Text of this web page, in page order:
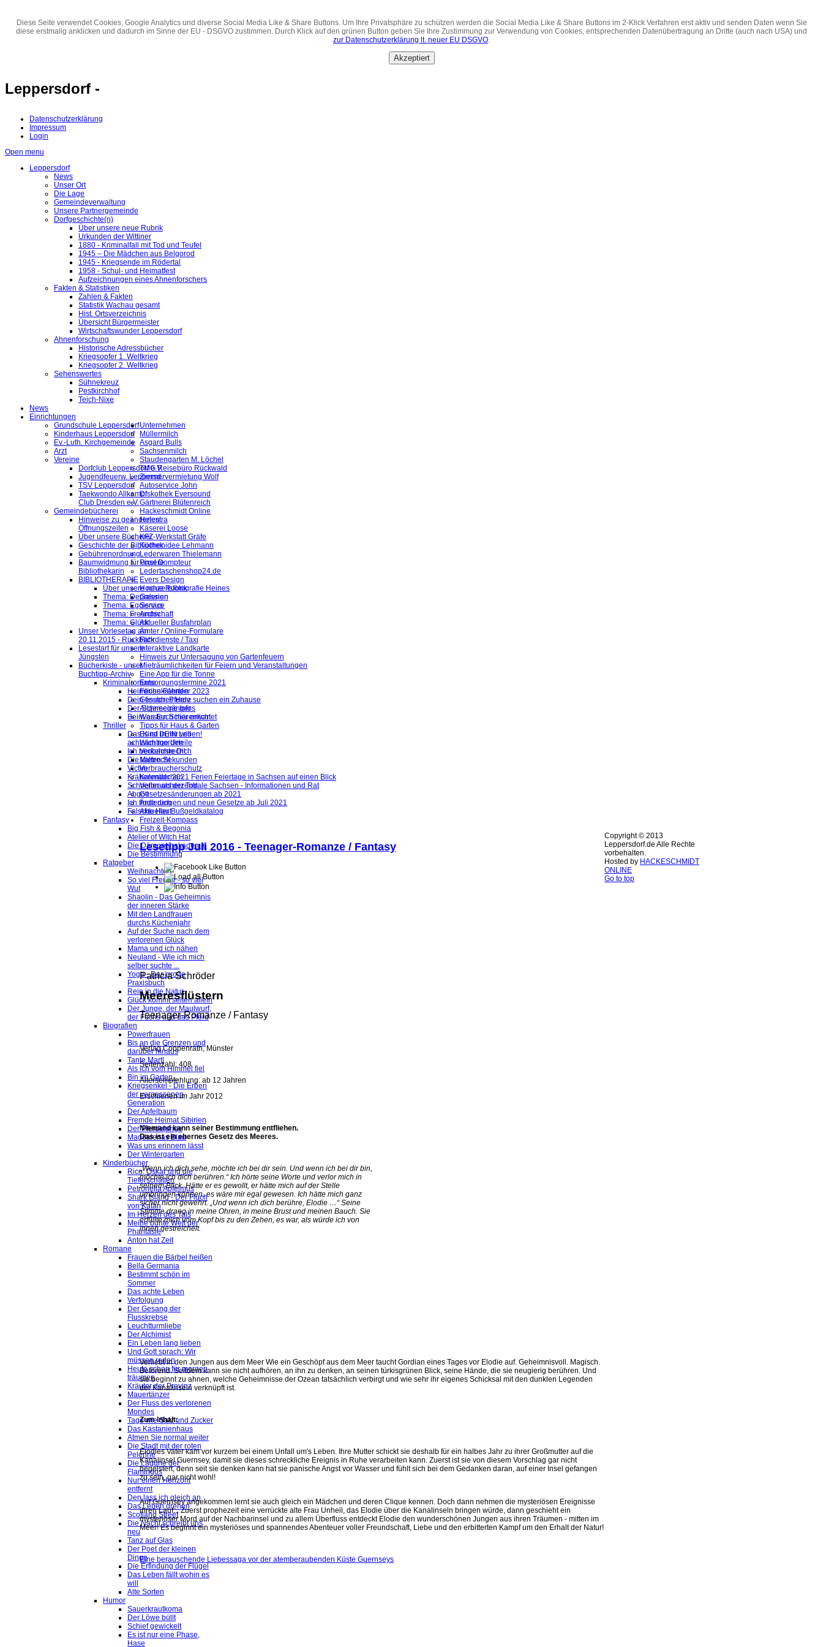
Diese Seite verwendet Cookies, Google Analytics und diverse Social Media Like & Share Buttons. Um Ihre Privatsphäre zu schützen werden die Social Media Like & Share Buttons im 2-Klick Verfahren erst aktiv und senden Daten wenn Sie
diese erstmalig anklicken und dadurch im Sinne der EU - DSGVO zustimmen. Durch Klick auf den grünen Button geben Sie Ihre Zustimmung zur Verwendung von Cookies, entsprechenden Datenübertragung an Dritte (auch nach USA) und
zur Datenschutzerklärung lt. neuer EU DSGVO.
Akzeptiert
Leppersdorf -
Datenschutzerklärung
Impressum
Login
Open menu
Leppersdorf
News
Unser Ort
Die Lage
Gemeindeverwaltung
Unsere Partnergemeinde
Dorfgeschichte(n)
Über unsere neue Rubrik
Urkunden der Wittiner
1880 - Kriminalfall mit Tod und Teufel
1945 – Die Mädchen aus Belgorod
1945 - Kriegsende im Rödertal
1958 - Schul- und Heimatfest
Aufzeichnungen eines Ahnenforschers
Fakten & Statistiken
Zahlen & Fakten
Statistik Wachau gesamt
Hist. Ortsverzeichnis
Übersicht Bürgermeister
Wirtschaftswunder Leppersdorf
Ahnenforschung
Historische Adressbücher
Kriegsopfer 1. Weltkrieg
Kriegsopfer 2. Weltkrieg
Sehenswertes
Sühnekreuz
Pestkirchhof
Teich-Nixe
News
Einrichtungen
Grundschule Leppersdorf
Kinderhaus Leppersdorf
Ev.-Luth. Kirchgemeinde
Arzt
Vereine
Dorfclub Leppersdorf e.V.
Jugendfeuerw. Leppersd.
TSV Leppersdorf
Taekwondo Allkampf
Club Dresden e.V.
Gemeindebücherei
Hinweise zu geänderten
Öffnungszeiten
Über unsere Bücherei
Geschichte der Bibliothek
Gebührenordnung
Baumwidmung für unsere
Bibliothekarin
BIBLIOTHERAPIE
Über unsere neue Rubrik
Thema: Depression
Thema: Egoismus
Thema: Freundschaft
Thema: Glück
Unser Vorlesetag am
20.11.2015 - Rückblick
Lesestart für unsere
Jüngsten
Bücherkiste - unser
Buchtipp-Archiv
Kriminalromane
Heimliche Fährten
Dein finsteres Herz
Der Schneegänger
Beim ersten Schärenlicht
Thriller
Das Kind in mir will
achtsam morden
Ich beobachte Dich
Die kalten Sekunden
Victim
Krähenmädchen
Schneller als der Tod
Abgott
Ich finde dich
Falsche Haut
Fantasy
Big Fish & Begonia
Atelier of Witch Hat
Die Dämonenakademie
Die Bestimmung
Ratgeber
Weihnachten
So viel Freude - so viel
Wut
Shaolin - Das Geheimnis
der inneren Stärke
Mit den Landfrauen
durchs Küchenjahr
Auf der Suche nach dem
verlorenen Glück
Mama und ich nähen
Neuland - Wie ich mich
selber suchte ...
Yoga - Das große
Praxisbuch
Rein in die Natur
Glück kommt selten allein
Der Junge, der Maulwurf,
der Fuchs und das Pferd
Biografien
Powerfrauen
Bis an die Grenzen und
darüber hinaus
Tante Martl
Als ich vom Himmel fiel
Bin im Garten...
Kriegsenkel - Die Erben
der vergessenen
Generation
Der Apfelbaum
Fremde Heimat Sibirien
Der Pferdejunge
Magdalenas Blau
Was uns erinnern lässt
Der Wintergarten
Kinderbücher
Rico, Oskar und die
Tieferschatten
Petronella Apfelmus
Shark Island - Der Fluch
von Katan
Im Herzen des Tals
Meine bunte Welt der
Phantasie
Anton hat Zeit
Romane
Frauen die Bärbel heißen
Bella Germania
Bestimmt schön im
Sommer
Das achte Leben
Verfolgung
Der Gesang der
Flusskrebse
Leuchtturmliebe
Der Alchimist
Ein Leben lang lieben
Und Gott sprach: Wir
müssen reden
Heute schon für morgen
träumen
Kräuter der Provinz
Mauertänzer
Der Fluss des verlorenen
Mondes
Tage wie Salz und Zucker
Das Kastanienhaus
Atmen Sie normal weiter
Die Stadt mit der roten
Pelerine
Die Lagune der
Flamingos
Nur einen Horizont
entfernt
Den lass ich gleich an
Das Leben drehen
Scotland Street
Die Nacht schreibt uns
neu
Tanz auf Glas
Der Poet der kleinen
Dinge
Die Erfindung der Flügel
Das Leben fällt wohin es
will
Alte Sorten
Humor
Sauerkrautkoma
Der Löwe büllt
Schief gewickelt
Es ist nur eine Phase,
Hase
Unternehmen
Müllermilch
Asgard Bulls
Sachsenmilch
Staudengarten M. Löchel
TMG Reisebüro Rückwald
Zimmervermietung Wolf
Autoservice John
Diskothek Eversound
Gärtnerei Blütenreich
Hackeschmidt Online
Helestra
Käserei Loose
KFZ-Werkstatt Gräfe
Küchenidee Lehmann
Lederwaren Thielemann
Pixel Dompteur
Ledertaschenshop24.de
Evers Design
Hochzeitsfotografie Heines
Galerien
Service
Archiv
Aktueller Busfahrplan
Ämter / Online-Formulare
Fahrdienste / Taxi
Interaktive Landkarte
Hinweis zur Untersagung von Gartenfeuern
Mieträumlichkeiten für Feiern und Veranstaltungen
Eine App für die Tonne
Entsorgungstermine 2021
Ferienkalender 2023
Gesuch: Pferde suchen ein Zuhause
Allgemeine Infos
Was Euch hier erwartet
Tipps für Haus & Garten
Es ist DEIN Leben!
Wichtige Urteile
Verkehrsrecht
Mietrecht
Verbraucherschutz
Kalender 2021 Ferien Feiertage in Sachsen auf einen Blick
Verbraucherzentrale Sachsen - Informationen und Rat
Gesetzesänderungen ab 2021
Änderungen und neue Gesetze ab Juli 2021
Aktueller Bußgeldkatalog
Freizeit-Kompass
Lesetipp Juli 2016 - Teenager-Romanze / Fantasy
Patricia Schröder
Meeresflüstern
Teenager-Romanze / Fantasy
Verlag Coppenrath, Münster
Seitenzahl: 408
Altersempfehlung: ab 12 Jahren
Erschienen im Jahr 2012
Niemand kann seiner Bestimmung entfliehen.
Das ist ein ehernes Gesetz des Meeres.
„Wenn ich dich sehe, möchte ich bei dir sein. Und wenn ich bei dir bin,
möchte ich dich berühren.“ Ich hörte seine Worte und verlor mich in
seinem Blick. Hätte er es gewollt, er hätte mich auf der Stelle
umbringen können, es wäre mir egal gewesen. Ich hätte mich ganz
sicher nicht gewehrt. „Und wenn ich dich berühre, Elodie …“ Seine
Stimme drang in meine Ohren, in meine Brust und meinen Bauch. Sie
erfüllte mich vom Kopf bis zu den Zehen, es war, als würde ich von
innen gestreichelt.
Verliebt in den Jungen aus dem Meer Wie ein Geschöpf aus dem Meer taucht Gordian eines Tages vor Elodie auf. Geheimnisvoll. Magisch.
Betörend. Seitdem kann sie nicht aufhören, an ihn zu denken, an seinen türkisgrünen Blick, seine Hände, die sie neugierig berühren. Und
sie beginnt zu ahnen, welche Geheimnisse der Ozean tatsächlich verbirgt und wie sehr ihr eigenes Schicksal mit den dunklen Legenden
der Kanalinseln verknüpft ist.
Zum Inhalt:
Elodies Vater kam vor kurzem bei einem Unfall um's Leben. Ihre Mutter schickt sie deshalb für ein halbes Jahr zu ihrer Großmutter auf die
Kanalinsel Guernsey, damit sie dieses schreckliche Ereignis in Ruhe verarbeiten kann. Zuerst ist sie von diesem Vorschlag gar nicht
begeistert, denn seit sie denken kann hat sie panische Angst vor Wasser und fühlt sich bei dem Gedanken daran, auf einer Insel gefangen
zu sein, gar nicht wohl!
Auf Guernsey angekommen lernt sie auch gleich ein Mädchen und deren Clique kennen. Doch dann nehmen die mysteriösen Ereignisse
ihren Lauf... Zuerst prophezeit eine verrückte alte Frau Unheil, das Elodie über die Kanalinseln bringen würde, dann geschieht ein
mysteriöser Mord auf der Nachbarinsel und zu allem Überfluss entdeckt Elodie den wunderschönen Jungen aus ihren Träumen - mitten im
Meer! Es beginnt ein mysteriöses und spannendes Abenteuer voller Freundschaft, Liebe und den erbitterten Kampf um den Erhalt der Natur!
Eine berauschende Liebessaga vor der atemberaubenden Küste Guernseys
Copyright © 2013
Leppersdorf.de Alle Rechte
vorbehalten.
Hosted by HACKESCHMIDT
ONLINE
Go to top